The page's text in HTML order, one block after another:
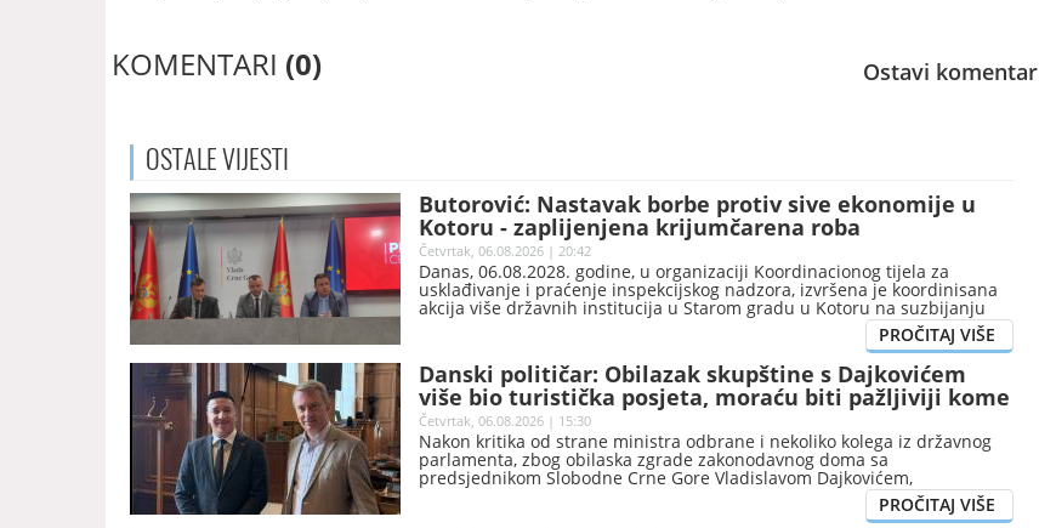
KOMENTARI (0) Ostavi komentar
OSTALEVIJESTI
Butorović: Nastavak borbe protiv sive ekonomije u
Kotoru - zaplijenjena krijumčarena roba
Četvrtak, 06.08.2026 | 20:42
Danas, 06.08.2028. godine, u organizaciji Koordinacionog tijela za
usklađivanje i praćenje inspekcijskog nadzora, izvršena je koordinisana
akcija više državnih institucija u Starom gradu u Kotoru na suzbijanju
prometa robe bez odobrenja nosioca žiga, saopšteno je iz Kabineta
Danski političar: Obilazak skupštine s Dajkovićem
više bio turistička posjeta, moraću biti pažljiviji kome
ću biti vodič
Četvrtak, 06.08.2026 | 15:30
Nakon kritika od strane ministra odbrane i nekoliko kolega iz državnog
parlamenta, zbog obilaska zgrade zakonodavnog doma sa
predsjednikom Slobodne Crne Gore Vladislavom Dajkovićem,
predsjednik Danske narodne partije (DF) Morten Meseršmit kazao je da
će ubuduće pažljivije birati kome će pokazivati palatu Kristijansborg.